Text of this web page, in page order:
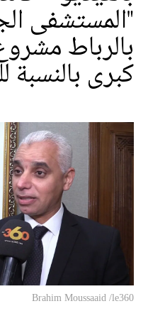
"المستشفى
بالرباط
كبرى بالنسبة
Brahim Moussaaid /le360